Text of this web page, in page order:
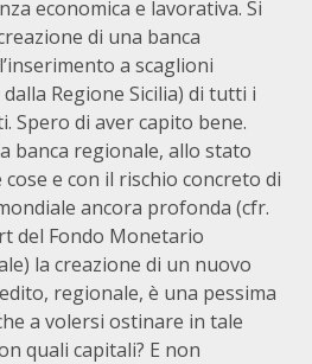
economica e lavorativa. Si
di una banca
a scaglioni
Regione Sicilia) di tutti i
Spero di aver capito bene.
banca regionale, allo stato
e con il rischio concreto di
ancora profonda (cfr.
del Fondo Monetario
la creazione di un nuovo
regionale, è una pessima
a volersi ostinare in tale
quali capitali? E non